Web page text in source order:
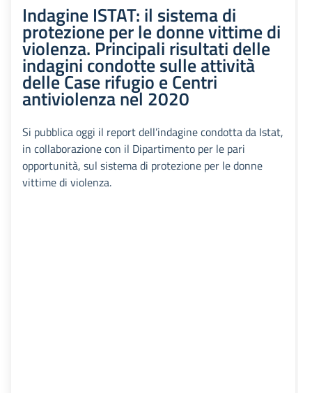
Indagine ISTAT: il sistema di
protezione per le donne vittime di
violenza. Principali risultati delle
indagini condotte sulle attività
delle Case rifugio e Centri
antiviolenza nel 2020
Si pubblica oggi il report dell’indagine condotta da Istat,
in collaborazione con il Dipartimento per le pari
opportunità, sul sistema di protezione per le donne
vittime di violenza.